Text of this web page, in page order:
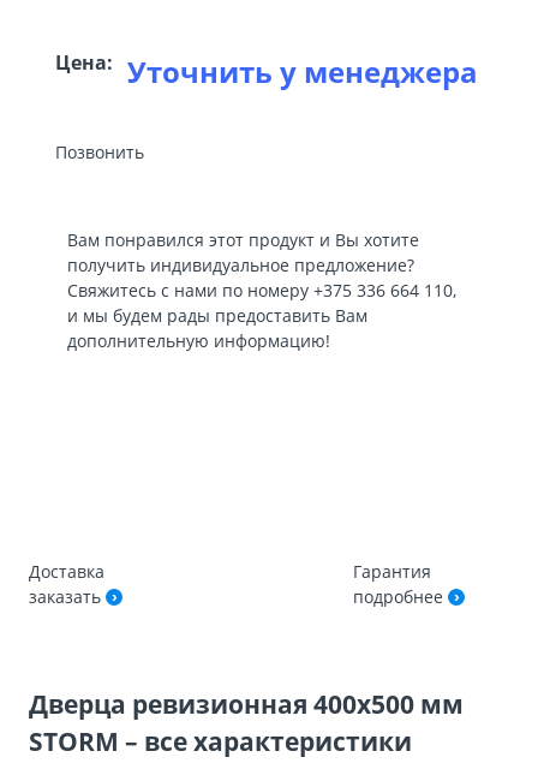
Цена: Уточнить у менеджера
Позвонить
Вам понравился этот продукт и Вы хотите
получить индивидуальное предложение?
Свяжитесь с нами по номеру +375 336 664 110,
и мы будем рады предоставить Вам
дополнительную информацию!
Доставка
заказать
Гарантия
подробнее
Дверца ревизионная 400х500 мм
STORM – все характеристики